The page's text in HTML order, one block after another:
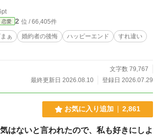
恋愛 2 位 / 66,405件
ぁ 婚約者の後悔 ハッピーエンド
すれ違い
文字数 79,767
最終更新日 2026.08.10
登録日 2026.07.29
お気に入り追加 2,861
はないと言われたので、私も好きにしよ